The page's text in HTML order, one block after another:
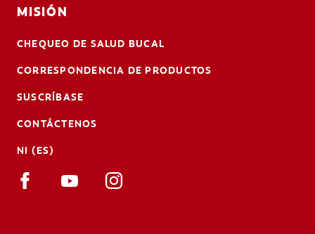
MISIÓN
CHEQUEO DE SALUD BUCAL
CORRESPONDENCIA DE PRODUCTOS
SUSCRÍBASE
CONTÁCTENOS
NI (ES)